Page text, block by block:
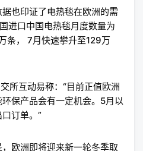
也印证了电热毯在欧洲的需
进口中国电热毯月度数量为
条， 7月快速攀升至129万
所互动易称：“目前正值欧洲
保产品会有一定机会。5月以
订单。”
欧洲即将迎来新一轮冬季取